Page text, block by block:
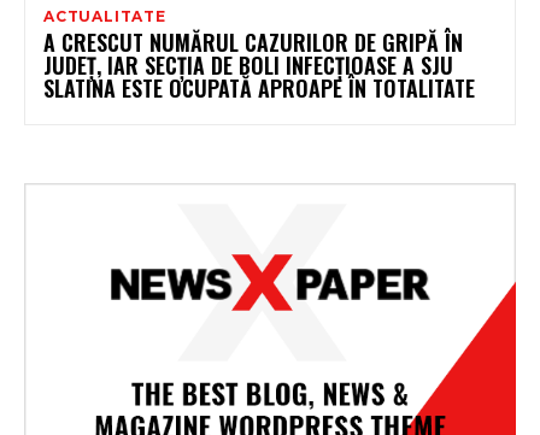
ACTUALITATE
A CRESCUT NUMĂRUL CAZURILOR DE GRIPĂ ÎN
JUDEȚ, IAR SECȚIA DE BOLI INFECȚIOASE A SJU
SLATINA ESTE OCUPATĂ APROAPE ÎN TOTALITATE